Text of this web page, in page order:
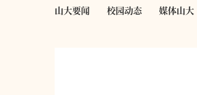
山大要闻 校园动态 媒体山大